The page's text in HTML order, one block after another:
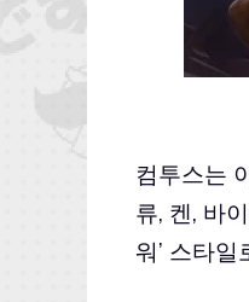
컴투스는
류, 켄, 바
워’ 스타